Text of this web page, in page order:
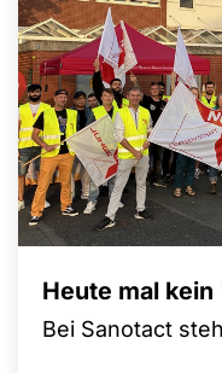
Heute mal
Bei Sanotact